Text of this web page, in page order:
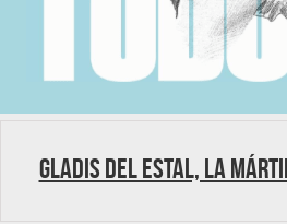
Gladis del Estal, la